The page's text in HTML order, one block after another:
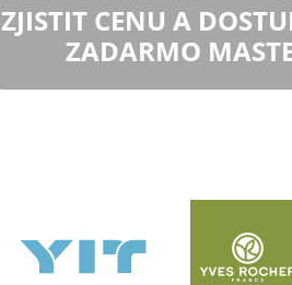
ZJISTIT CENU A
ZADARMO